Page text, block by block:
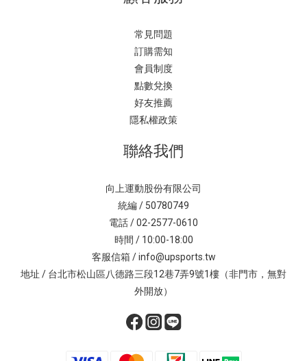
常見問題
訂購需知
會員制度
點數兌換
好友推薦
隱私權政策
聯絡我們
向上運動股份有限公司
統編 / 50780749
電話 / 02-2577-0610
時間 / 10:00-18:00
客服信箱 / info@upsports.tw
地址 / 台北市松山區八德路三段12巷7弄9號1樓（非門市，無對
外開放）